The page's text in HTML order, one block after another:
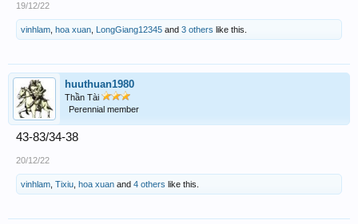
19/12/22
vinhlam hoa xuan LongGiang12345 and 3 others like this.
huuthuan1980
Thần Tài
Perennial member
43-83/34-38
20/12/22
vinhlam Tixiu hoa xuan and 4 others like this.